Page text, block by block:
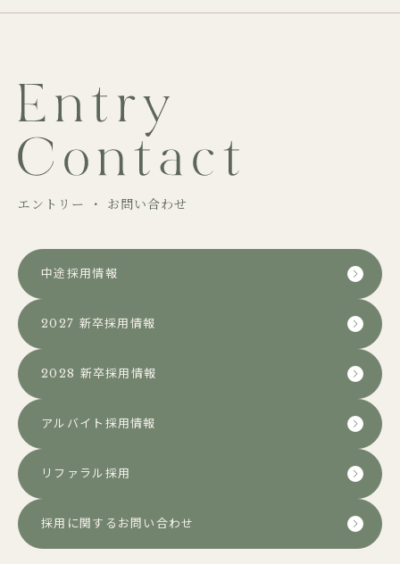
エントリー ・ お問い合わせ
中途採用情報
2027 新卒採用情報
2028 新卒採用情報
アルバイト採用情報
リファラル採用
採用に関するお問い合わせ